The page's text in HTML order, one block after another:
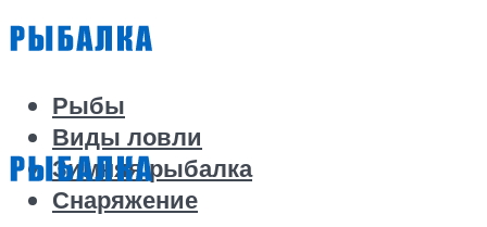
Рыбы
Виды ловли
Зимняя рыбалка
Снаряжение